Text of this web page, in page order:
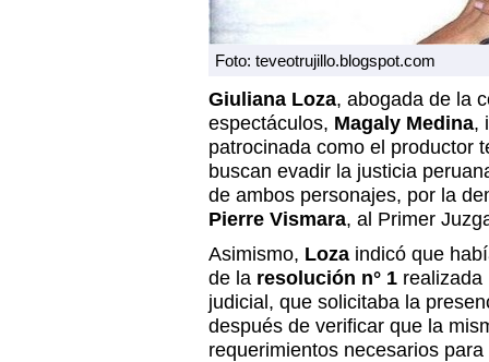
Foto: teveotrujillo.blogspot.com
Giuliana Loza, abogada de la
espectáculos, Magaly Medina,
patrocinada como el productor
buscan evadir la justicia
de ambos personajes, por la
Pierre Vismara, al Primer
Asimismo, Loza indicó que
de la resolución n° 1
judicial, que solicitaba la
después de verificar que la
requerimientos necesarios